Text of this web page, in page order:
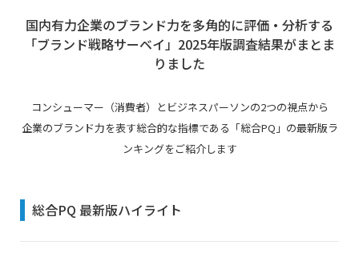
国内有力企業のブランド力を多角的に評価・分析する
「ブランド戦略サーベイ」2025年版調査結果がまとま
りました
コンシューマー（消費者）とビジネスパーソンの2つの視点から
企業のブランド力を表す総合的な指標である「総合PQ」の最新版ラ
ンキングをご紹介します
総合PQ 最新版ハイライト